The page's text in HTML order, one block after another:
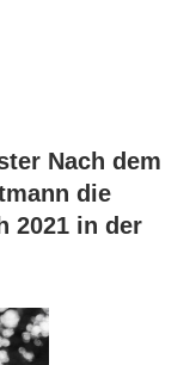
Nach dem
die
2021 in der